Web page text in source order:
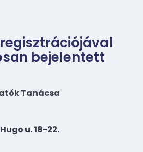
bejelentett
Tanácsa
u. 18-22.